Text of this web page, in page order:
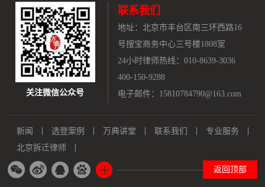
关注微信公众号
联系我们
地址： 北京市丰台区南三环西路16
号搜宝商务中心三号楼1808室
24小时律师热线：010-8639-3036
400-150-9288
电子邮件：15810784790@163.com
新闻 选登案例 万典讲堂 联系我们
专业服务
北京拆迁律师
返回顶部